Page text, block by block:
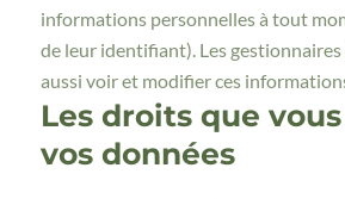
informations personnelles à tout
de leur identifiant). Les
aussi voir et modifier ces
Les droits que
vos données